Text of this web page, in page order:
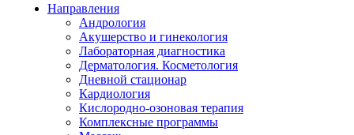
Направления
Андрология
Акушерство и гинекология
Лабораторная диагностика
Дерматология. Косметология
Дневной стационар
Кардиология
Кислородно-озоновая терапия
Комплексные программы